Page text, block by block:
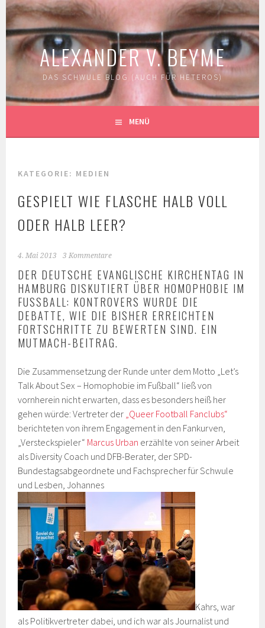
Springe
zum
Inhalt
ALEXANDER V. BEYME
DAS SCHWULE BLOG (AUCH FÜR HETEROS)
MENÜ
KATEGORIE: MEDIEN
GESPIELT WIE FLASCHE HALB VOLL
ODER HALB LEER?
4. Mai 2013 3 Kommentare
DER DEUTSCHE EVANGLISCHE KIRCHENTAG IN
HAMBURG DISKUTIERT ÜBER HOMOPHOBIE IM
FUSSBALL: KONTROVERS WURDE DIE D
EBATTE, WIE DIE BISHER ERREICHTEN F
ORTSCHRITTE ZU BEWERTEN SIND. EIN M
UTMACH-BEITRAG.
Die Zusammensetzung der Runde unter dem Motto „Let’s
Talk About Sex – Homophobie im Fußball“ ließ von
vornherein nicht erwarten, dass es besonders heiß her
gehen würde: Vertreter der „Queer Football Fanclubs“
berichteten von ihrem Engagement in den Fankurven,
„Versteckspieler“ Marcus Urban erzählte von seiner Arbeit
als Diversity Coach und DFB-Berater, der SPD-
Bundestagsabgeordnete und Fachsprecher für Schwule
und Lesben, Johannes
Kahrs, war
als Politikvertreter dabei, und ich war als Journalist und